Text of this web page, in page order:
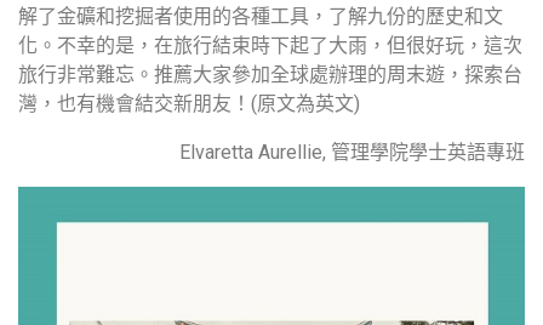
解了金礦和挖掘者使用的各種工具，了解九份的歷史和文
化。不幸的是，在旅行結束時下起了大雨，但很好玩，這次
旅行非常難忘。推薦大家參加全球處辦理的周末遊，探索台
灣，也有機會結交新朋友！(原文為英文)
Elvaretta Aurellie, 管理學院學士英語專班